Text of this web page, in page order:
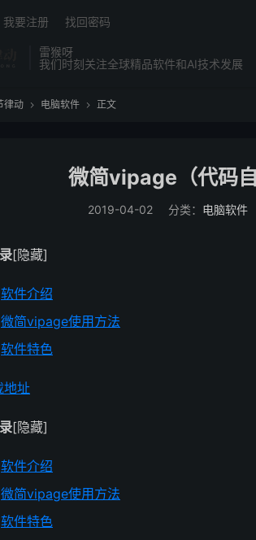
雷猴呀
我们时刻关注全球精品软件和AI技术发展
我要注册 找回密码
律动  电脑软件  正文
微简vipage（代码
2019-04-02 分类： 电脑软件
[隐藏]
软件介绍
微简vipage使用方法
软件特色
地址
[隐藏]
软件介绍
微简vipage使用方法
软件特色